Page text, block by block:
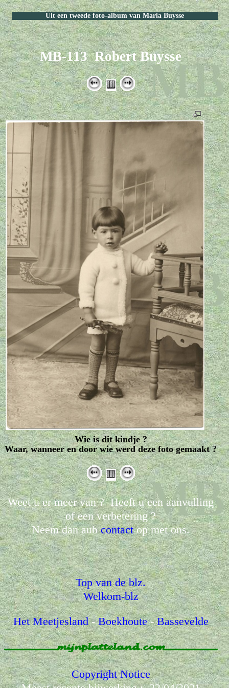
Uit een tweede foto-album van Maria Buysse
MB-113 Robert Buysse
Wie is dit kindje ?
Waar, wanneer en door wie werd deze foto gemaakt ?
Weet u er meer van ? Heeft u een aanvulling
of een verbetering ?
Neem dan aubcontactop met ons.
Top van de blz.
Welkom-blz
Het Meetjesland-Boekhoute-Bassevelde
Copyright Notice